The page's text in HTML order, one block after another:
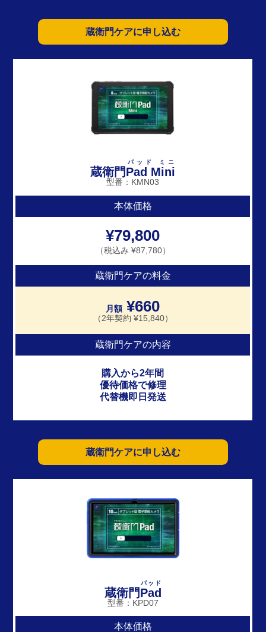
蔵衛門ケアに申し込む
蔵衛門Pad Mini
パッド ミニ
型番：KMN03
本体価格
¥79,800
（税込み ¥87,780）
蔵衛門ケアの料金
月額¥660
（2年契約 ¥15,840）
蔵衛門ケアの内容
購入から2年間
優待価格で修理
代替機即日発送
蔵衛門ケアに申し込む
蔵衛門Pad
パッド
型番：KPD07
本体価格